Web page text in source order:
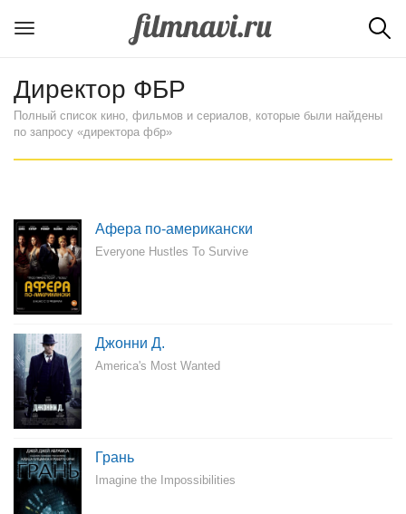
Директор ФБР
Полный список кино, фильмов и сериалов, которые были найдены
по запросу «директора фбр»
Афера по-американски
Everyone Hustles To Survive
Джонни Д.
America's Most Wanted
Грань
Imagine the Impossibilities